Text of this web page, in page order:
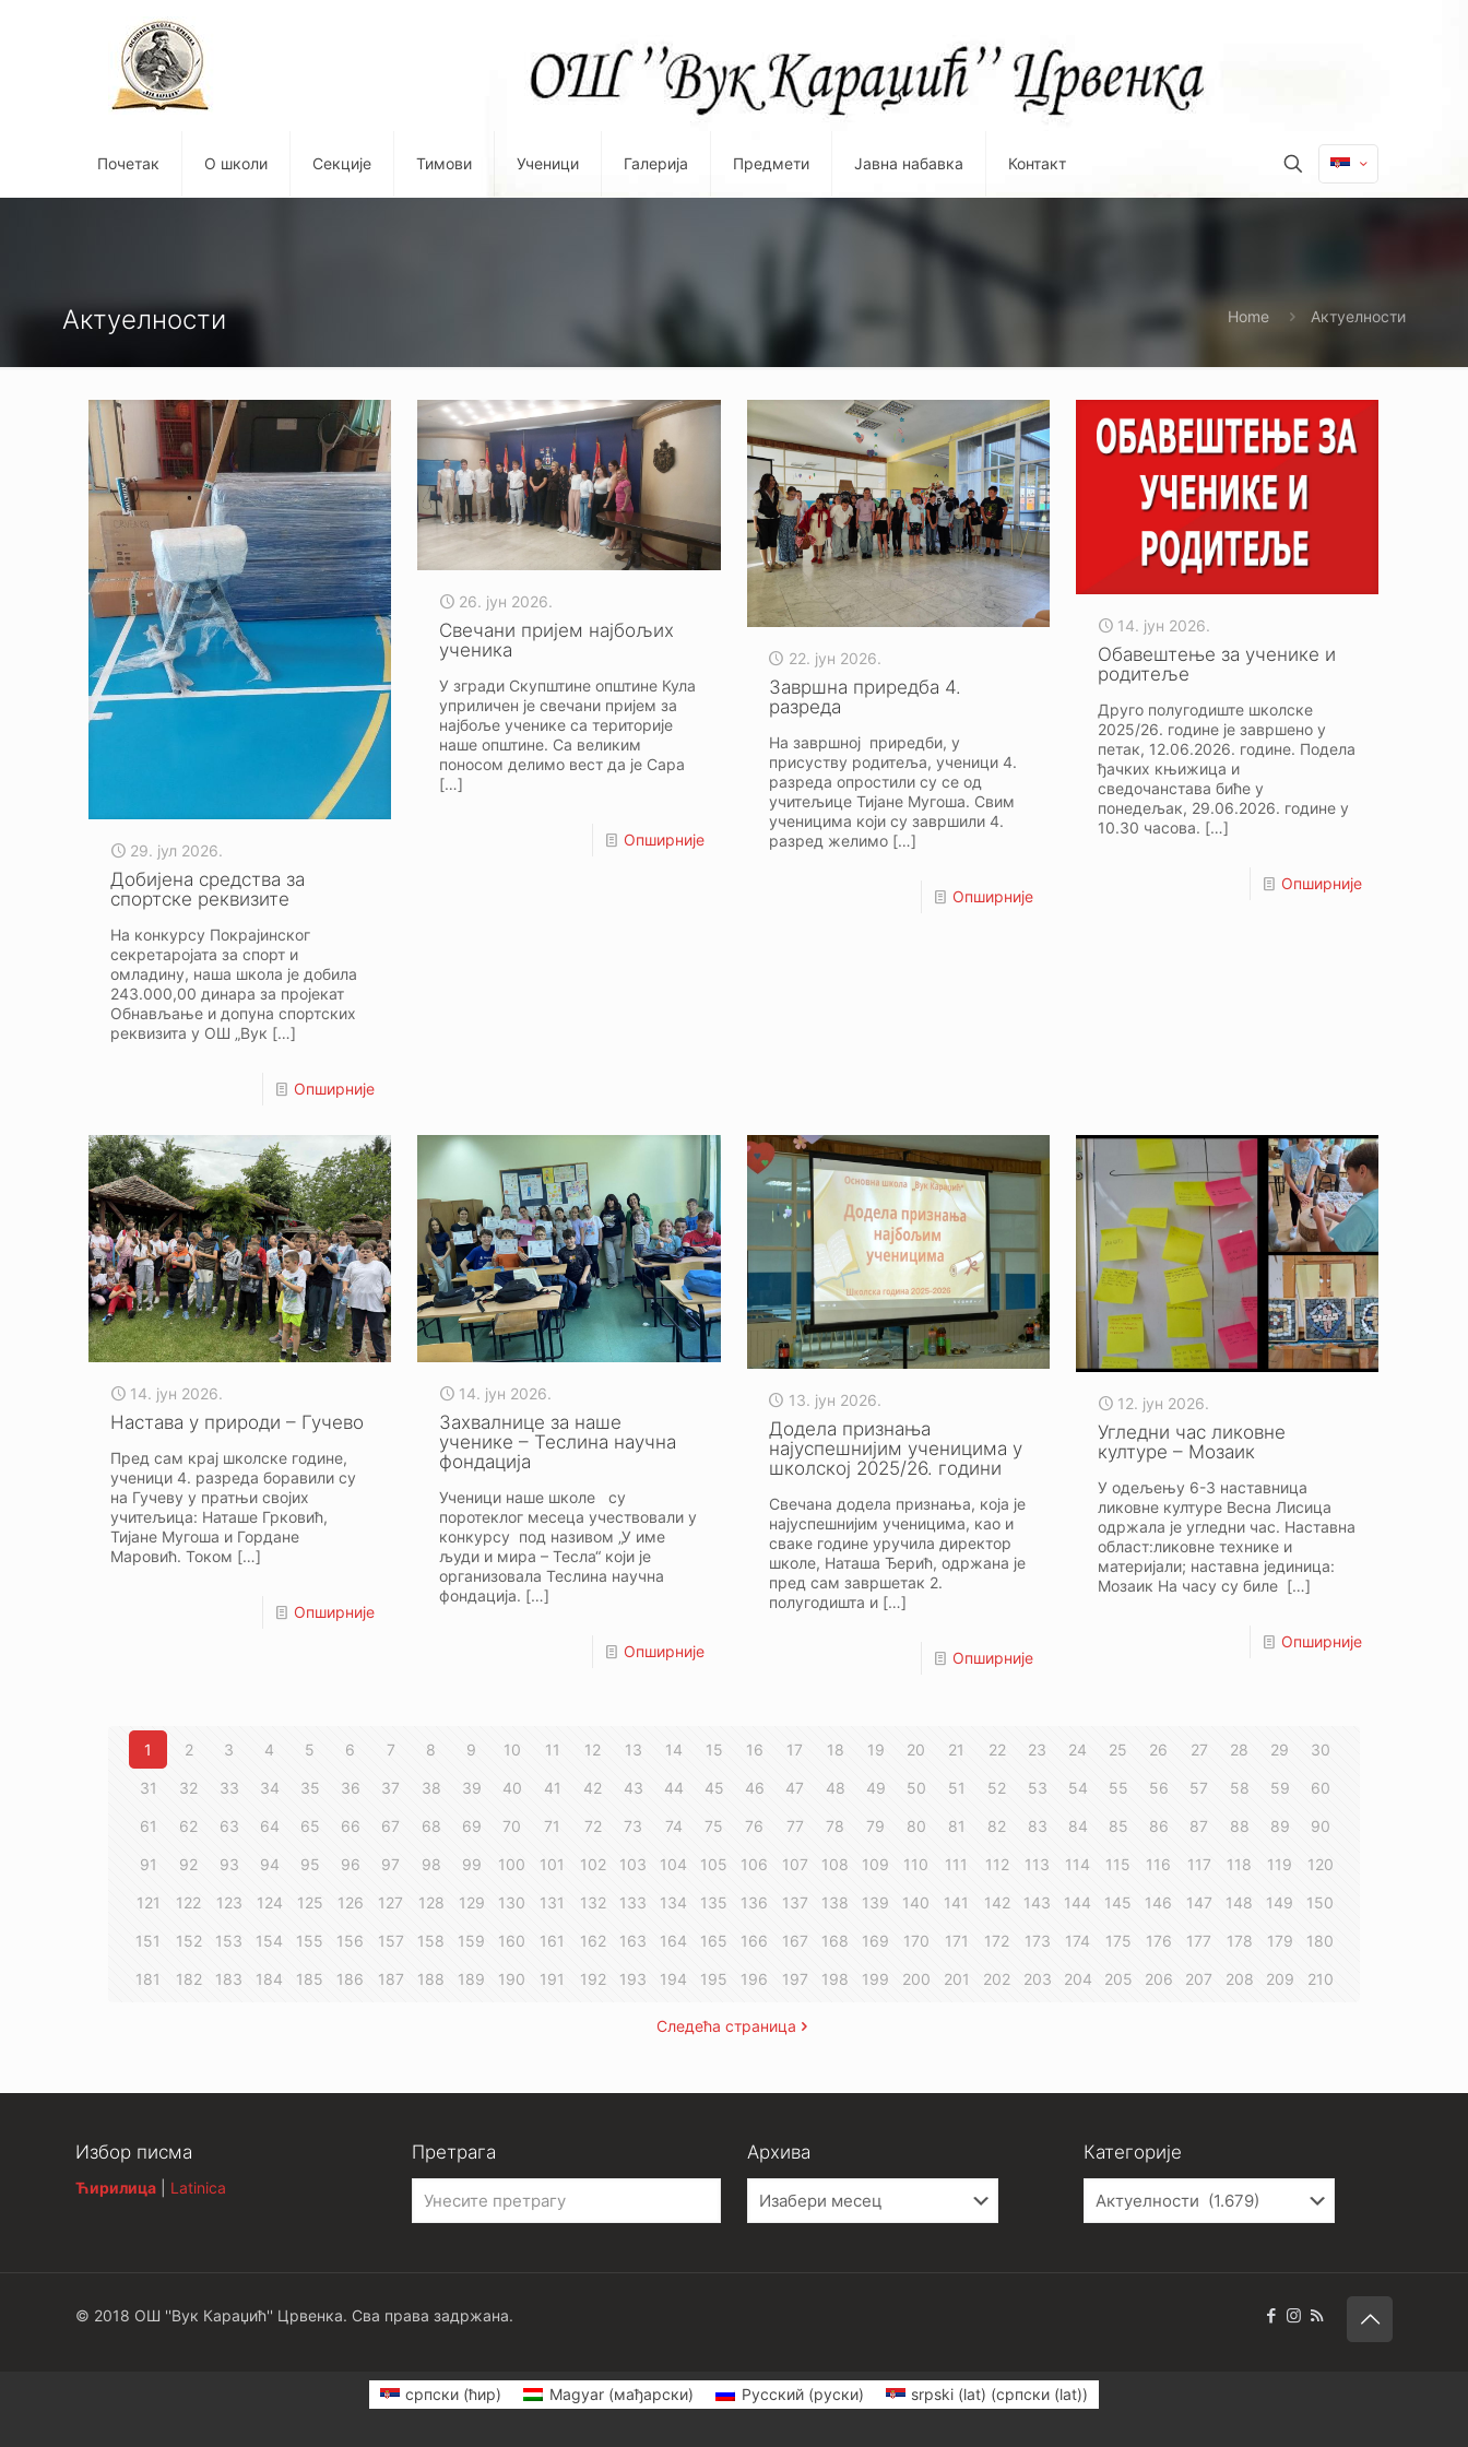
Почетак О школи Секције Тимови Ученици Галерија Предмети Јавна набавка Контакт
Актуелности Home Актуелности
29. јул 2026.
Добијена средства за
спортске реквизите
На конкурсу Покрајинског
секретаројата за спорт и
омладину, наша школа је добила
243.000,00 динара за пројекат
Обнављање и допуна спортских
реквизита у ОШ „Вук […]
Опширније
26. јун 2026.
Свечани пријем најбољих
ученика
У згради Скупштине општине Кула
уприличен је свечани пријем за
најбоље ученике са територије
наше општине. Са великим
поносом делимо вест да је Сара
[…]
Опширније
22. јун 2026.
Завршна приредба 4.
разреда
На завршној приредби, у
присуству родитеља, ученици 4.
разреда опростили су се од
учитељице Тијане Мугоша. Свим
ученицима који су завршили 4.
разред желимо[…]
Опширније
14. јун 2026.
Обавештење за ученике и
родитеље
Друго полугодиште школске
2025/26. године је завршено у
петак, 12.06.2026. године. Подела
ђачких књижица и
сведочанстава биће у
понедељак, 29.06.2026. године у
10.30 часова. […]
Опширније
14. јун 2026.
Настава у природи – Гучево
Пред сам крај школске године,
ученици 4. разреда боравили су
на Гучеву у пратњи својих
учитељица: Наташе Грковић,
Тијане Мугоша и Гордане
Маровић. Током […]
Опширније
14. јун 2026.
Захвалнице за наше
ученике – Теслина научна
фондација
Ученици наше школе су
поротеклог месеца учествовали у
конкурсу под називом „У име
људи и мира – Тесла“ који је
организовала Теслина научна
фондација. […]
Опширније
13. јун 2026.
Додела признања
најуспешнијим ученицима у
школској 2025/26. години
Свечана додела признања, која је
најуспешнијим ученицима, као и
сваке године уручила директор
школе, Наташа Ђерић, одржана је
пред сам завршетак 2.
полугодишта и[…]
Опширније
12. јун 2026.
Угледни час ликовне
културе – Мозаик
У одељењу 6-3 наставница
ликовне културе Весна Лисица
одржала је угледни час. Наставна
област:ликовне технике и
материјали; наставна јединица:
Мозаик На часу су биле […]
Опширније
1 2 3 4 5 6 7 8 9 10 11 12 13 14 15 16 17 18 19 20 21 22 23 24 25 26 27 28 29 30
31 32 33 34 35 36 37 38 39 40 41 42 43 44 45 46 47 48 49 50 51 52 53 54 55 56 57 58 59 60
61 62 63 64 65 66 67 68 69 70 71 72 73 74 75 76 77 78 79 80 81 82 83 84 85 86 87 88 89 90
91 92 93 94 95 96 97 98 99 100 101 102 103 104 105 106 107 108 109 110 111 112 113 114 115 116 117 118 119 120
121 122 123 124 125 126 127 128 129 130 131 132 133 134 135 136 137 138 139 140 141 142 143 144 145 146 147 148 149 150
151 152 153 154 155 156 157 158 159 160 161 162 163 164 165 166 167 168 169 170 171 172 173 174 175 176 177 178 179 180
181 182 183 184 185 186 187 188 189 190 191 192 193 194 195 196 197 198 199 200 201 202 203 204 205 206 207 208 209 210
Следећа страница
Избор писма
Ћирилица Latinica
Претрага Архива Категорије
© 2018 ОШ ''Вук Караџић'' Црвенка. Сва права задржана.
српски (ћир) Magyar (мађарски) Русский(руски) srpski (lat) (српски (lat))